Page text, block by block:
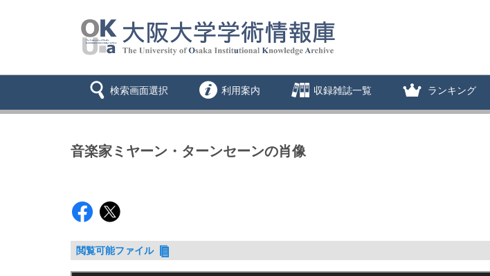
検索画面選択 利用案内 収録雑誌一覧 ランキング
音楽家ミヤーン・ターンセーンの肖像
閲覧可能ファイル